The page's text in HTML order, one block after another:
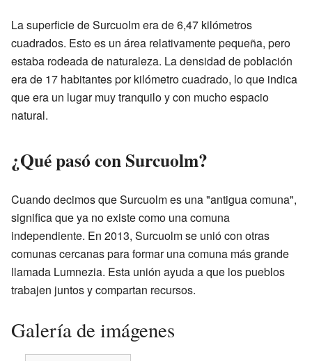
La superficie de Surcuolm era de 6,47 kilómetros
cuadrados. Esto es un área relativamente pequeña, pero
estaba rodeada de naturaleza. La densidad de población
era de 17 habitantes por kilómetro cuadrado, lo que indica
que era un lugar muy tranquilo y con mucho espacio
natural.
¿Qué pasó con Surcuolm?
Cuando decimos que Surcuolm es una "antigua comuna",
significa que ya no existe como una comuna
independiente. En 2013, Surcuolm se unió con otras
comunas cercanas para formar una comuna más grande
llamada Lumnezia. Esta unión ayuda a que los pueblos
trabajen juntos y compartan recursos.
Galería de imágenes